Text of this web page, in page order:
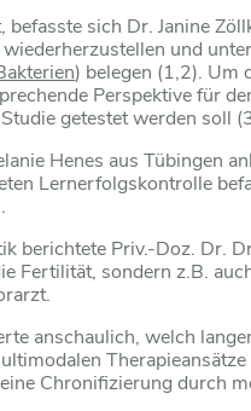
sich Dr. Janine
und
) belegen (1,2). Um
Perspektive für
getestet werden soll
Henes aus Tübingen
Lernerfolgskontrolle
berichtete Priv.-Doz.
Fertilität, sondern z.B.
anschaulich, welch
Chronifizierung durch